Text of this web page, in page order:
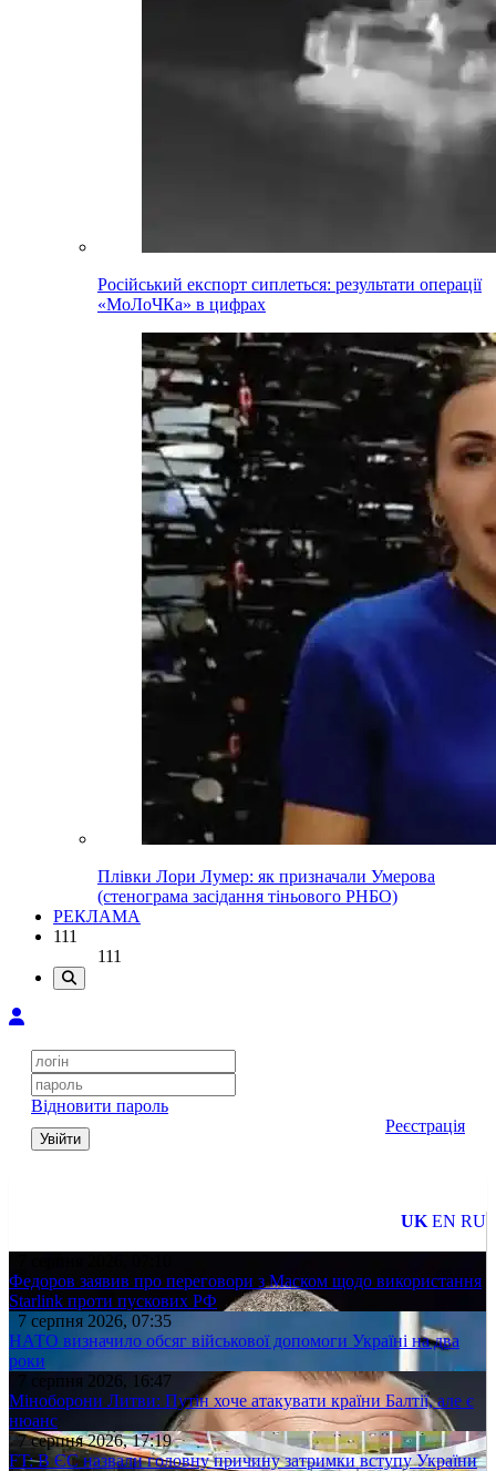
Російський експорт сиплеться: результати операції
«МоЛоЧКа» в цифрах
Плівки Лори Лумер: як призначали Умерова
(стенограма засідання тіньового РНБО)
РЕКЛАМА
111
111
Відновити пароль
Увійти
Реєстрація
UK EN RU
Федоров заявив про переговори з Маском щодо використання
Starlink проти пускових РФ
7 серпня 2026, 07:35
НАТО визначило обсяг військової допомоги Україні на два
роки
7 серпня 2026, 16:47
Міноборони Литви: Путін хоче атакувати країни Балтії, але є
нюанс
7 серпня 2026, 17:19
FT: В ЄС назвали головну причину затримки вступу України